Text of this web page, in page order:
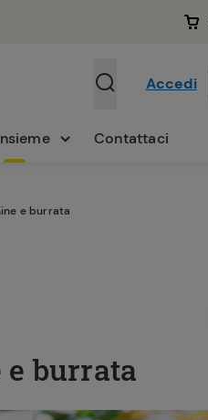
Accedi
Contattaci
e burrata
burrata